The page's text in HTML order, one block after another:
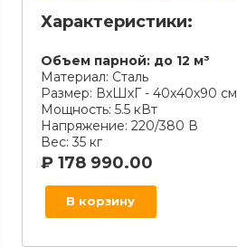
Характеристики:
Объем парной: до 12 м³
Материал: Сталь
Размер: ВхШхГ - 40х40х90 см
Мощность: 5.5 кВт
Напряжение: 220/380 В
Вес: 35 кг
₽ 178 990.00
В корзину